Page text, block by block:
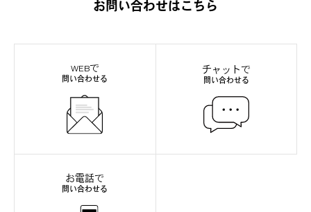
お問い合わせはこちら
WEBで
問い合わせる
チャットで
問い合わせる
お電話で
問い合わせる